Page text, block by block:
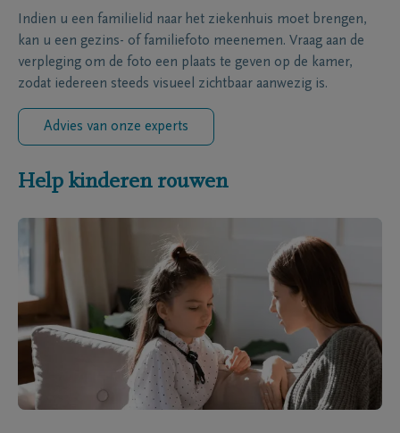
Indien u een familielid naar het ziekenhuis moet brengen,
kan u een gezins- of familiefoto meenemen. Vraag aan de
verpleging om de foto een plaats te geven op de kamer,
zodat iedereen steeds visueel zichtbaar aanwezig is.
Advies van onze experts
Help kinderen rouwen